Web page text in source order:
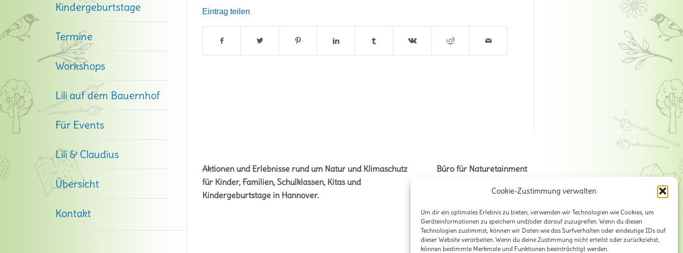
Cookie-Zustimmung verwalten
Um dir ein optimales Erlebnis zu bieten, verwenden wir Technologien wie Cookies, um
Geräteinformationen zu speichern und/oder darauf zuzugreifen. Wenn du diesen
Technologien zustimmst, können wir Daten wie das Surfverhalten oder eindeutige IDs auf
dieser Website verarbeiten. Wenn du deine Zustimmung nicht erteilst oder zurückziehst,
können bestimmte Merkmale und Funktionen beeinträchtigt werden.
Kindergeburtstage
Termine
Workshops
Lili auf dem Bauernhof
Für Events
Lili & Claudius
Übersicht
Kontakt
Eintrag teilen
Aktionen und Erlebnisse rund um Natur und Klimaschutz
für Kinder, Familien, Schulklassen, Kitas und
Kindergeburtstage in Hannover.
Büro für Naturetainment
30419 Hannover
E-Mail:info@lili-claudius.de
Telefon: 0511-2281471